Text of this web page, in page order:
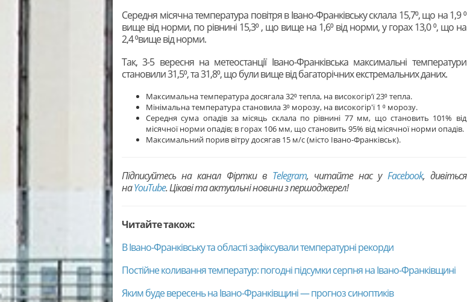
Середня місячна температура повітря в Івано-Франківську склала 15,7⁰, що на 1,9 ⁰
вище від норми, по рівнині 15,3⁰ , що вище на 1,6⁰ від норми, у горах 13,0 ⁰, що на
2,4 ⁰вище від норми.
Так, 3-5 вересня на метеостанції Івано-Франківська максимальні температури
становили 31,5⁰, та 31,8⁰, що були вище від багаторічних екстремальних даних.
Максимальна температура досягала 32⁰ тепла, на високогір’ї 23⁰ тепла.
Мінімальна температура становила 3⁰ морозу, на високогір'ї 1 ⁰ морозу.
Середня сума опадів за місяць склала по рівнині 77 мм, що становить 101% від
місячної норми опадів; в горах 106 мм, що становить 95% від місячної норми опадів.
Максимальний порив вітру досягав 15 м/с (місто Івано-Франківськ).
Підписуйтесь на канал Фіртки в Telegram, читайте нас у Facebook, дивіться
наYouTubе. Цікаві та актуальні новини з першоджерел!
Читайте також:
В Івано-Франківську та області зафіксували температурні рекорди
Постійне коливання температур: погодні підсумки серпня на Івано-Франківщині
Яким буде вересень на Івано-Франківщині — прогноз синоптиків